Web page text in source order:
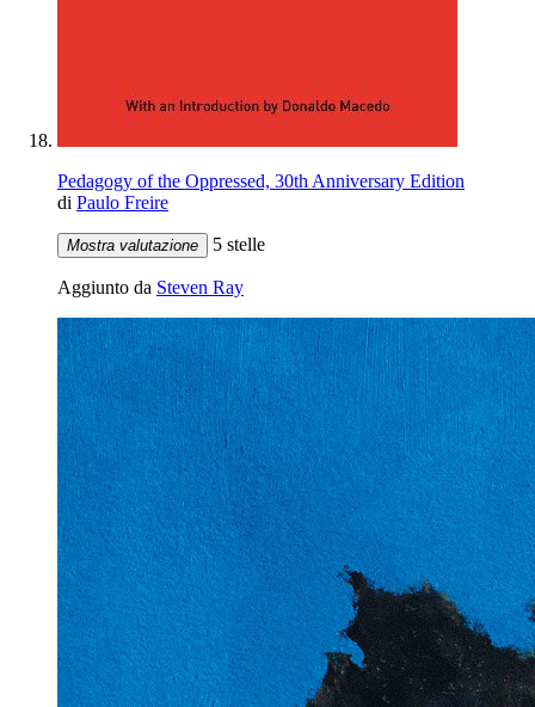
Pedagogy of the Oppressed, 30th Anniversary Edition
di Paulo Freire
Mostra valutazione 5 stelle
Aggiunto da Steven Ray